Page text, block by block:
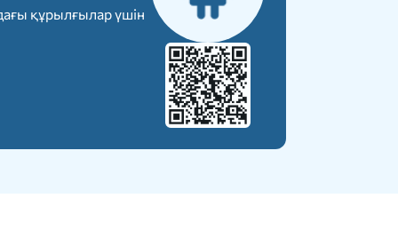
құрылғылар үшін